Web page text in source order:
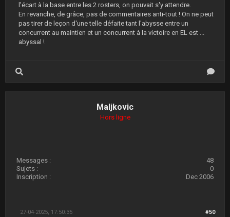
l'écart à la base entre les 2 rosters, on pouvait s'y attendre.
En revanche, de grâce, pas de commentaires anti-tout ! On ne peut
pas tirer de leçon d'une telle défaite tant l'abysse entre un
concurrent au maintien et un concurrent à la victoire en EL est ...
abyssal !
Maljkovic
Hors ligne
Messages :
48
Sujets :
0
Inscription :
Dec 2006
#50
27-04-2025, 17:50:35